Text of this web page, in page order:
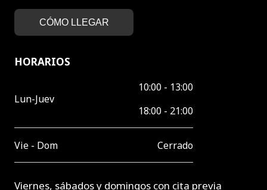
CÓMO LLEGAR
HORARIOS
Lun-Juev
10:00 - 13:00
18:00 - 21:00
Vie - Dom Cerrado
Viernes, sábados y domingos con cita previa